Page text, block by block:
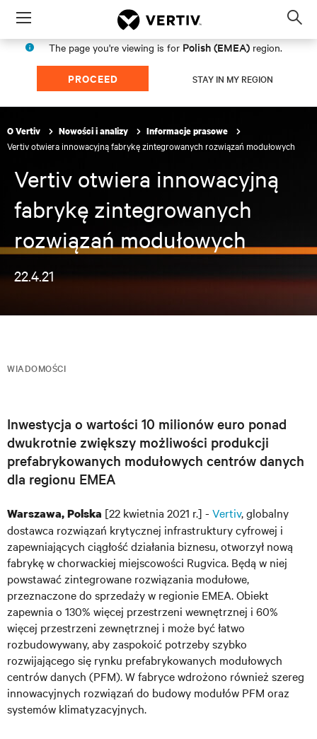
Menu
The page you're viewing is for Polish (EMEA) region.
PROCEED STAY IN MY REGION
O Vertiv Nowości i analizy Informacje prasowe
Vertiv otwiera innowacyjną fabrykę zintegrowanych rozwiązań modułowych
Vertiv otwiera innowacyjną
fabrykę zintegrowanych
rozwiązań modułowych
22.4.21
WIADOMOŚCI
Inwestycja o wartości 10 milionów euro ponad
dwukrotnie zwiększy możliwości produkcji
prefabrykowanych modułowych centrów danych
dla regionu EMEA
Warszawa, Polska [22 kwietnia 2021 r.] - Vertiv, globalny
dostawca rozwiązań krytycznej infrastruktury cyfrowej i
zapewniających ciągłość działania biznesu, otworzył nową
fabrykę w chorwackiej miejscowości Rugvica. Będą w niej
powstawać zintegrowane rozwiązania modułowe,
przeznaczone do sprzedaży w regionie EMEA. Obiekt
zapewnia o 130% więcej przestrzeni wewnętrznej i 60%
więcej przestrzeni zewnętrznej i może być łatwo
rozbudowywany, aby zaspokoić potrzeby szybko
rozwijającego się rynku prefabrykowanych modułowych
centrów danych (PFM). W fabryce wdrożono również szereg
innowacyjnych rozwiązań do budowy modułów PFM oraz
systemów klimatyzacyjnych.